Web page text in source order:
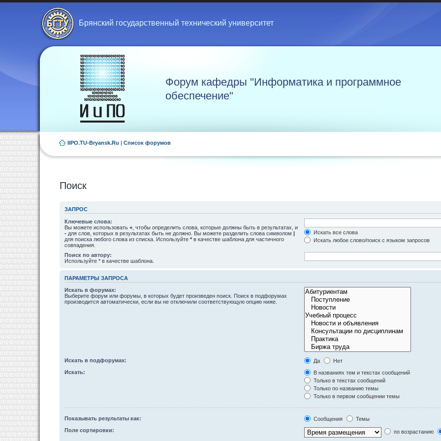
Брянский государственный технический университет
Форум кафедры "Информатика и программное
обеспечение"
IIPO.TU-Bryansk.Ru | Список форумов
Поиск
ЗАПРОС
Ключевые слова:
Вы можете использовать + , чтобы определить слова, которые должны быть в результатах, и
- для слов, которых в результатах быть не должно. Вы можете разделить слова символом |
для поиска любого слова из списка. Используйте * в качестве шаблона для частичного
совпадения.
Искать все слова
Искать любое слово/поиск с языком запросов
Поиск по автору:
Используйте * в качестве шаблона.
ПАРАМЕТРЫ ЗАПРОСА
Искать в форумах:
Выберите форум или форумы, в которых будет произведен поиск. Поиск в подфорумах
производится автоматически, если вы не отключили соответствующую опцию ниже.
Искать в подфорумах: Да
Нет
Искать:
В названиях тем и текстах сообщений
Только в текстах сообщений
Только по названию темы
Только в первом сообщении темы
Показывать результаты как: Сообщения
Темы
Поле сортировки:
по возрастанию